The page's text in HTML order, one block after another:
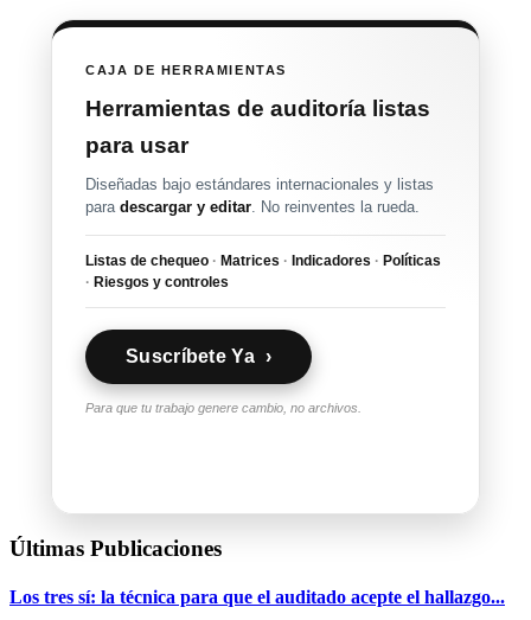
CAJA DE HERRAMIENTAS
Herramientas de auditoría listas
para usar
Diseñadas bajo estándares internacionales y listas
para descargar y editar . No reinventes la rueda.
Listas de chequeo · Matrices · Indicadores · Políticas
· Riesgos y controles
Suscríbete Ya ›
Para que tu trabajo genere cambio, no archivos.
Últimas Publicaciones
Los tres sí: la técnica para que el auditado acepte el hallazgo...